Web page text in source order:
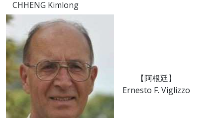
CHHENG Kimlong
【阿根廷】
Ernesto F. Viglizzo